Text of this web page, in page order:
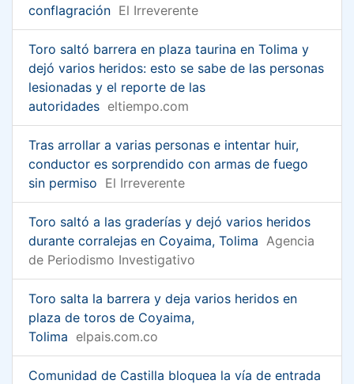
conflagración El Irreverente
Toro saltó barrera en plaza taurina en Tolima y
dejó varios heridos: esto se sabe de las personas
lesionadas y el reporte de las
autoridades eltiempo.com
Tras arrollar a varias personas e intentar huir,
conductor es sorprendido con armas de fuego
sin permiso El Irreverente
Toro saltó a las graderías y dejó varios heridos
durante corralejas en Coyaima, Tolima Agencia
de Periodismo Investigativo
Toro salta la barrera y deja varios heridos en
plaza de toros de Coyaima,
Tolima elpais.com.co
Comunidad de Castilla bloquea la vía de entrada